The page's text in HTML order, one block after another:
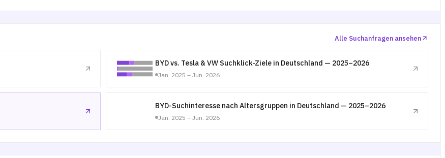
Alle Suchanfragen ansehen
BYD vs. Tesla & VW Suchklick-Ziele in Deutschland — 2025–2026
Jan. 2025 – Jun. 2026
BYD-Suchinteresse nach Altersgruppen in Deutschland — 2025–2026
Jan. 2025 – Jun. 2026